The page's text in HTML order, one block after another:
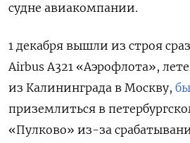
судне авиакомпании.
1 декабря вышли из строя
Airbus A321 «Аэрофлота»,
из Калининграда в Москву,
приземлиться в
«Пулково» из-за